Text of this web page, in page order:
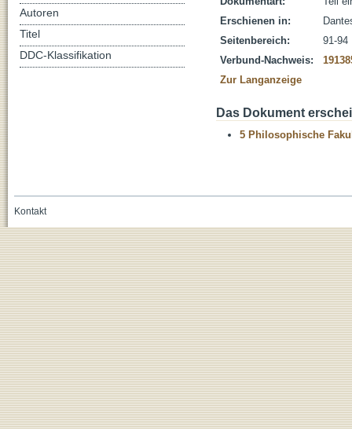
Erschienen in:
Seitenbereich:
91-94
Verbund-Nachweis:
Zur Langanzeige
Das Dokument
5 Philosophische
Autoren
Titel
DDC-Klassifikation
Kontakt